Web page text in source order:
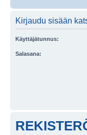
Kirjaudu sisään
Käyttäjätunnus:
Salasana: